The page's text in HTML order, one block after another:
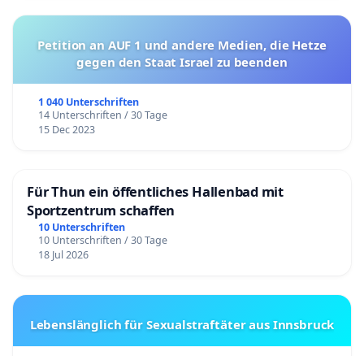
Petition an AUF 1 und andere Medien, die Hetze
gegen den Staat Israel zu beenden
1 040 Unterschriften
14 Unterschriften / 30 Tage
15 Dec 2023
Für Thun ein öffentliches Hallenbad mit
Sportzentrum schaffen
10 Unterschriften
10 Unterschriften / 30 Tage
18 Jul 2026
Lebenslänglich für Sexualstraftäter aus Innsbruck